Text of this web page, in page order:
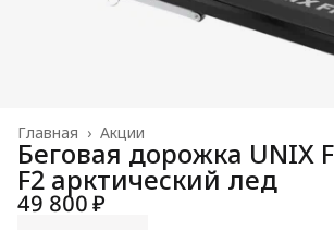
Акции
Главная ›
Беговая дорожка UNIX
F2 арктический лед
49 800 ₽